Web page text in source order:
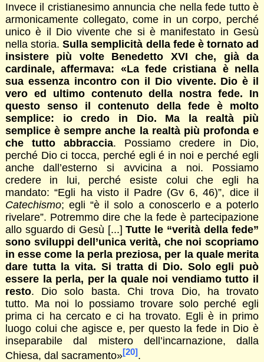
Invece il cristianesimo annuncia che nella fede tutto è
armonicamente collegato, come in un corpo, perché
unico è il Dio vivente che si è manifestato in Gesù
nella storia.Sulla semplicità della fede è tornato ad
insistere più volte Benedetto XVI che, già da
cardinale, affermava: «La fede cristiana è nella
sua essenza incontro con il Dio vivente. Dio è il
vero ed ultimo contenuto della nostra fede. In
questo senso il contenuto della fede è molto
semplice: io credo in Dio. Ma la realtà più
semplice è sempre anche la realtà più profonda e
che tutto abbraccia. Possiamo credere in Dio,
perché Dio ci tocca, perché egli é in noi e perché egli
anche dall’esterno si avvicina a noi. Possiamo
credere in lui, perché esiste colui che egli ha
mandato: “Egli ha visto il Padre (Gv 6, 46)”, dice il
Catechismo; egli “è il solo a conoscerlo e a poterlo
rivelare”. Potremmo dire che la fede è partecipazione
allo sguardo di Gesù [...]Tutte le “verità della fede”
sono sviluppi dell’unica verità, che noi scopriamo
in esse come la perla preziosa, per la quale merita
dare tutta la vita. Si tratta di Dio. Solo egli può
essere la perla, per la quale noi vendiamo tutto il
resto. Dio solo basta. Chi trova Dio, ha trovato
tutto. Ma noi lo possiamo trovare solo perché egli
prima ci ha cercato e ci ha trovato. Egli è in primo
luogo colui che agisce e, per questo la fede in Dio è
inseparabile dal mistero dell’incarnazione, dalla
Chiesa, dal sacramento»[20].